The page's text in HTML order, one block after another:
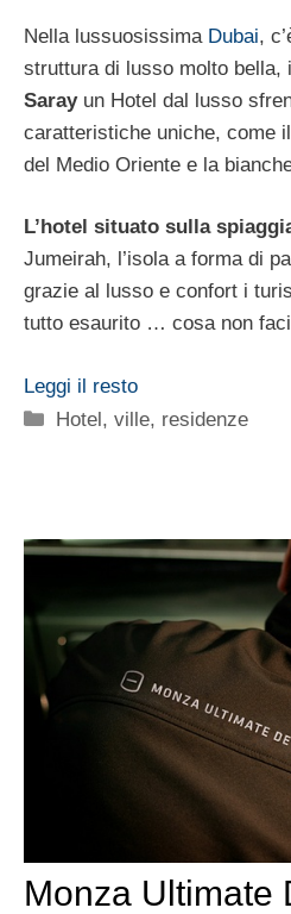
Nella lussuosissima Dubai,
struttura di lusso molto bella,
Sarayun Hotel dal lusso
caratteristiche uniche, come
del Medio Oriente e la
L’hotel situato sulla
Jumeirah, l’isola a forma di
grazie al lusso e confort i
tutto esaurito … cosa non
Leggi il resto
Categorie
Hotel, ville, residenze
Monza Ultimate